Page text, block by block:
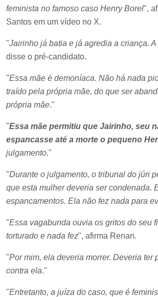
feminista no famoso caso Henry Borel",
Santos em um vídeo no X.
"Jairinho já batia e já agredia a criança. A
disse o pré-candidato.
"Essa mãe é demoníaca. Não há nada
traído pela própria mãe, do que ser
própria mãe."
"Essa mãe permitiu que Jairinho, seu
espancasse até a morte o pequeno
julgamento."
"Durante o julgamento, o tribunal do júri
que esta mulher deveria ser condenada.
espancamentos. Ela não fez nada para
"Essa vagabunda ouvia os gritos do seu
torturado e nada fez", afirma Renan.
"Por mim, ela deveria morrer. Deveria ter
contra ela."
"Entretanto, a juíza do caso, que é